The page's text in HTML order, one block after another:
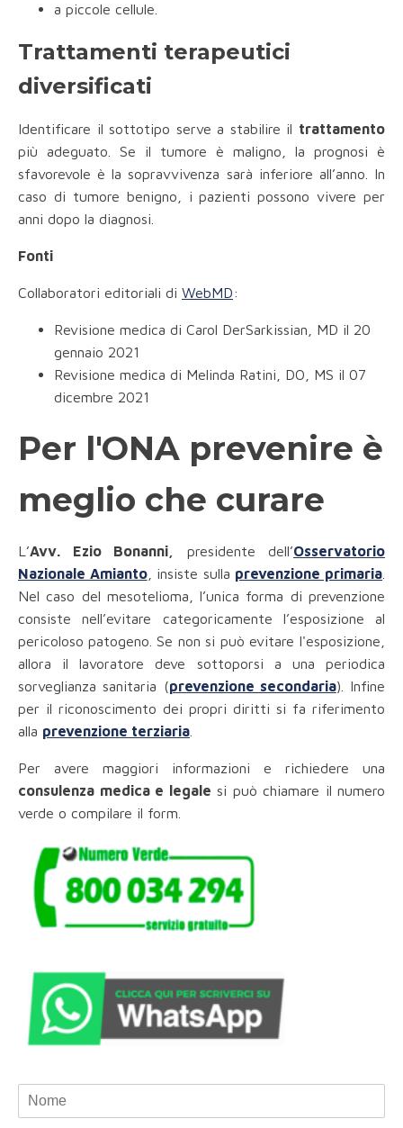
a piccole cellule.
Trattamenti terapeutici
diversificati
Identificare il sottotipo serve a stabilire il trattamento
più adeguato. Se il tumore è maligno, la prognosi è
sfavorevole è la sopravvivenza sarà inferiore all’anno. In
caso di tumore benigno, i pazienti possono vivere per
anni dopo la diagnosi.
Fonti
Collaboratori editoriali di WebMD:
Revisione medica di Carol DerSarkissian, MD il 20
gennaio 2021
Revisione medica di Melinda Ratini, DO, MS il 07
dicembre 2021
Per l'ONA prevenire è
meglio che curare
L’Avv. Ezio Bonanni, presidente dell’Osservatorio
Nazionale Amianto, insiste sulla prevenzione primaria
Nel caso del mesotelioma, l’unica forma di prevenzione
consiste nell’evitare categoricamente l’esposizione al
pericoloso patogeno. Se non si può evitare l'esposizione,
allora il lavoratore deve sottoporsi a una periodica
sorveglianza sanitaria (prevenzione secondaria). Infine
per il riconoscimento dei propri diritti si fa riferimento
alla prevenzione terziaria
Per avere maggiori informazioni e richiedere una
consulenza medica e legale si può chiamare il numero
verde o compilare il form.